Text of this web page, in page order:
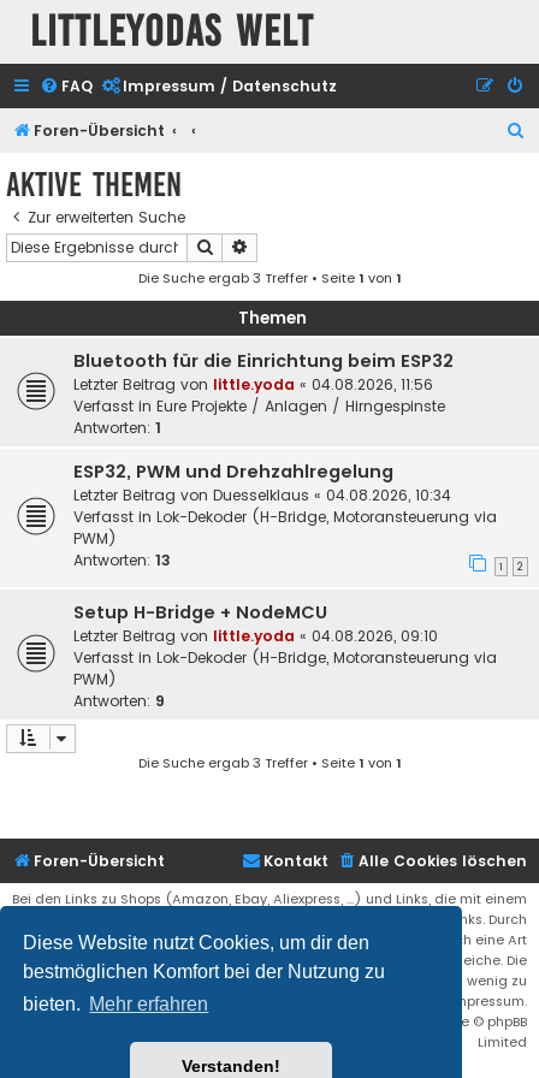
Diese Website nutzt Cookies, um dir den
bestmöglichen Komfort bei der Nutzung zu
bieten. Mehr erfahren
Verstanden!
Littleyodas Welt
FAQ Impressum / Datenschutz
Foren-Übersicht
Aktive Themen
Zur erweiterten Suche
Suche
Die Suche ergab 3 Treffer • Seite1 von 1
Themen
Bluetooth für die Einrichtung beim ESP32
Letzter Beitrag von little.yoda « 04.08.2026, 11:56
Verfasst in Eure Projekte / Anlagen / Hirngespinste
Antworten: 1
ESP32, PWM und Drehzahlregelung
Letzter Beitrag von Duesselklaus « 04.08.2026, 10:34
Verfasst in Lok-Dekoder (H-Bridge, Motoransteuerung via
PWM)
Antworten: 13 1 2
Setup H-Bridge + NodeMCU
Letzter Beitrag von little.yoda « 04.08.2026, 09:10
Verfasst in Lok-Dekoder (H-Bridge, Motoransteuerung via
PWM)
Antworten: 9
Die Suche ergab 3 Treffer • Seite1 von 1
Foren-Übersicht Alle Cookies löschen
Kontakt
Bei den Links zu Shops (Amazon, Ebay, Aliexpress, ...) und Links, die mit einem
Stern (*) markiert sind, kann es sich um sogenannte Affiliate Links. Durch
den Kauf eines Produktes über einen Affiliate Link erhälte ich eine Art
Umsatzbeteiligung gutgeschrieben. Für euch bleibt der Preis der gleiche. Die
Einnahmen helfen die Hostgebühren für diese Webseite ein wenig zu
reduzieren. Siehe auch das Impressum.
® Forum Software © phpBB
Limited